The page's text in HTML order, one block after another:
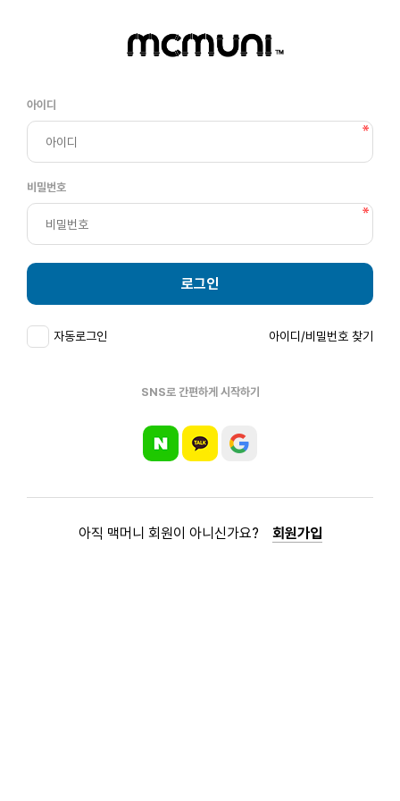
아이디
비밀번호
로그인
자동로그인 아이디/비밀번호 찾기
SNS로 간편하게 시작하기
아직 맥머니 회원이 아니신가요? 회원가입